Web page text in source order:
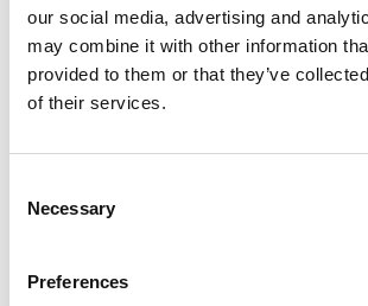
our social media, advertising and
may combine it with other information
provided to them or that they’ve
of their services.
Selection
Necessary
Preferences